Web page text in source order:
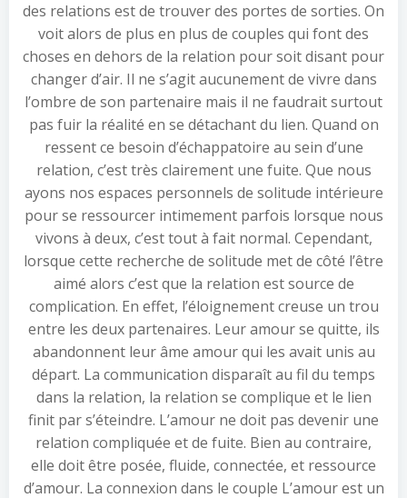
des relations est de trouver des portes de sorties. On
voit alors de plus en plus de couples qui font des
choses en dehors de la relation pour soit disant pour
changer d’air. Il ne s’agit aucunement de vivre dans
l’ombre de son partenaire mais il ne faudrait surtout
pas fuir la réalité en se détachant du lien. Quand on
ressent ce besoin d’échappatoire au sein d’une
relation, c’est très clairement une fuite. Que nous
ayons nos espaces personnels de solitude intérieure
pour se ressourcer intimement parfois lorsque nous
vivons à deux, c’est tout à fait normal. Cependant,
lorsque cette recherche de solitude met de côté l’être
aimé alors c’est que la relation est source de
complication. En effet, l’éloignement creuse un trou
entre les deux partenaires. Leur amour se quitte, ils
abandonnent leur âme amour qui les avait unis au
départ. La communication disparaît au fil du temps
dans la relation, la relation se complique et le lien
finit par s’éteindre. L’amour ne doit pas devenir une
relation compliquée et de fuite. Bien au contraire,
elle doit être posée, fluide, connectée, et ressource
d’amour. La connexion dans le couple L’amour est un